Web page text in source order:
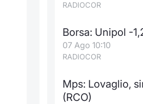
RADIOCOR
Borsa: Unipol -
07 Ago 10:10
RADIOCOR
Mps: Lovaglio,
(RCO)